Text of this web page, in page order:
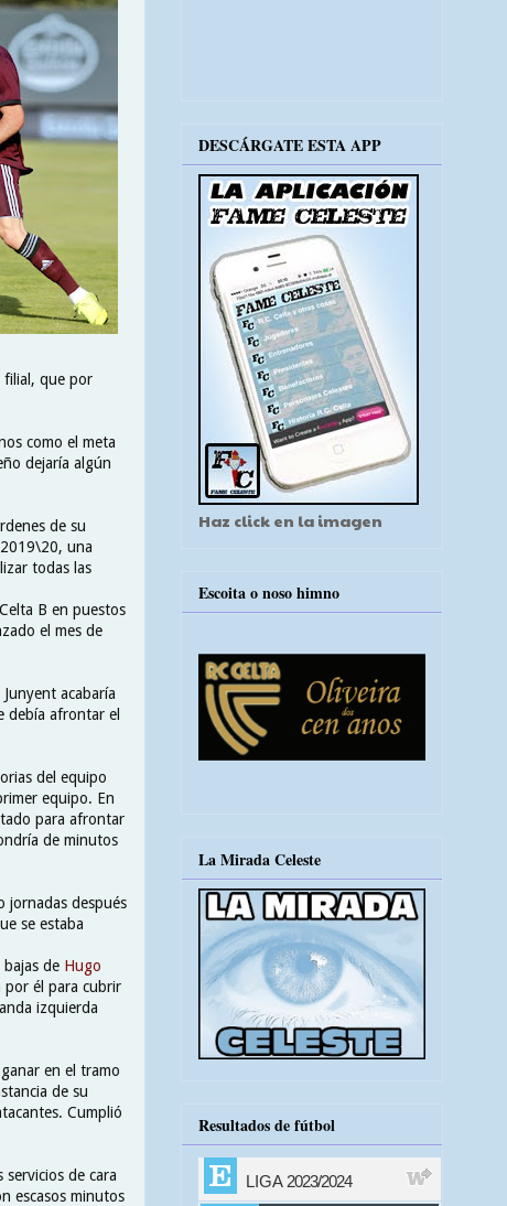
filial, que por
como el meta
dejaría algún
de su
una
todas las
B en puestos
el mes de
acabaría
debía afrontar el
del equipo
equipo. En
para afrontar
de minutos
jornadas después
se estaba
de Hugo
por él para cubrir
izquierda
en el tramo
de su
Cumplió
de cara
escasos minutos
DESCÁRGATE ESTA APP
Haz click en la imagen
Escoita o noso himno
La Mirada Celeste
Resultados de fútbol